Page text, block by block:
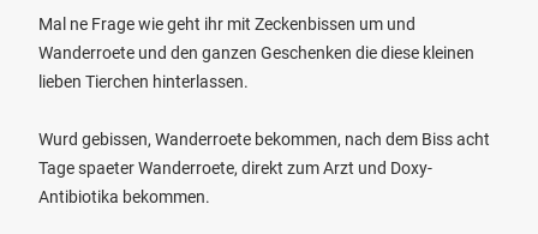
Mal ne Frage wie geht ihr mit Zeckenbissen um und
Wanderroete und den ganzen Geschenken die diese kleinen
lieben Tierchen hinterlassen.
Wurd gebissen, Wanderroete bekommen, nach dem Biss acht
Tage spaeter Wanderroete, direkt zum Arzt und Doxy-
Antibiotika bekommen.